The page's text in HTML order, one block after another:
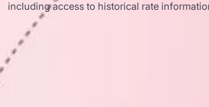
including access to historical rate